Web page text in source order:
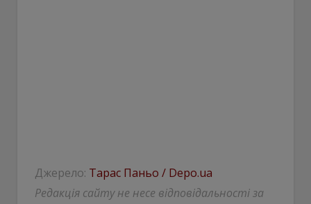
Джерело: Тарас Паньо / Depo.ua
Редакція сайту не несе відповідальності за